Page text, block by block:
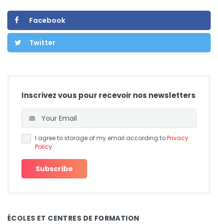
Facebook
Twitter
Inscrivez vous pour recevoir nos newsletters
I agree to storage of my email according toPrivacy
Policy
ÉCOLES ET CENTRES DE FORMATION